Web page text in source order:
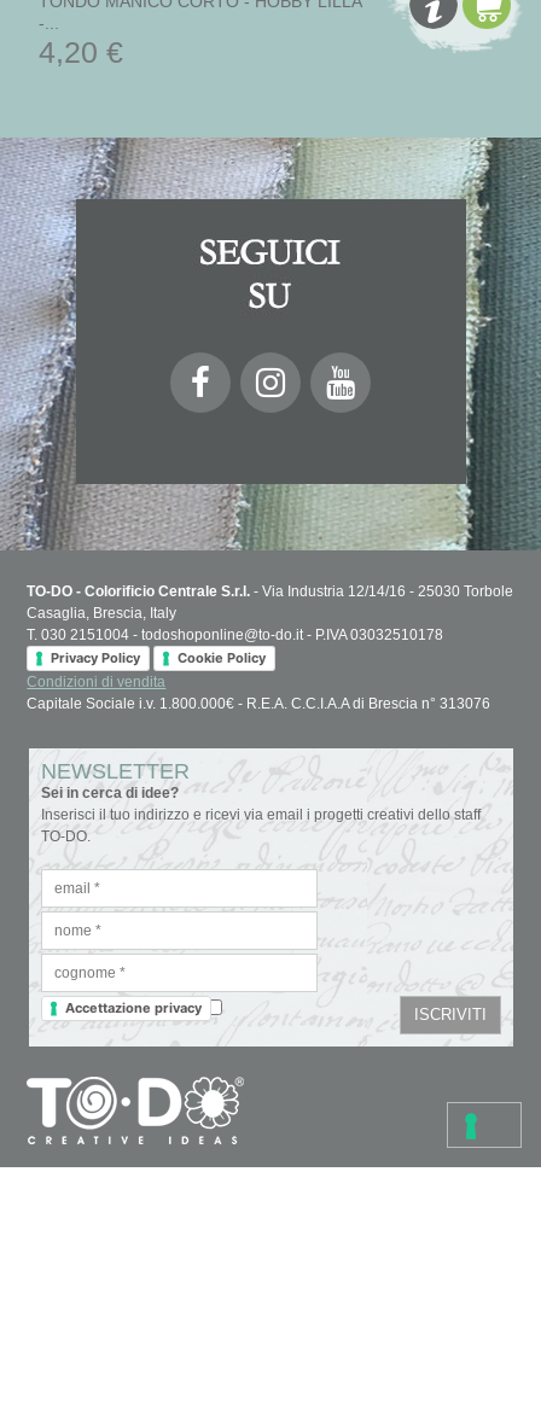
-...
4,20 €
TO-DO - Colorificio Centrale S.r.l. - Via Industria 12/14/16 - 25030 Torbole
Casaglia, Brescia, Italy
T. 030 2151004 - todoshoponline@to-do.it - P.IVA 03032510178
Privacy Policy
Cookie Policy
Condizioni di vendita
Capitale Sociale i.v. 1.800.000€ - R.E.A. C.C.I.A.A di Brescia n° 313076
NEWSLETTER
Sei in cerca di idee?
Inserisci il tuo indirizzo e ricevi via email i progetti creativi dello staff
TO-DO.
Accettazione privacy